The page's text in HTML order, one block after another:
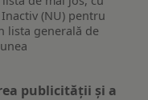
(NU) pentru
lista generală de
publicității și a